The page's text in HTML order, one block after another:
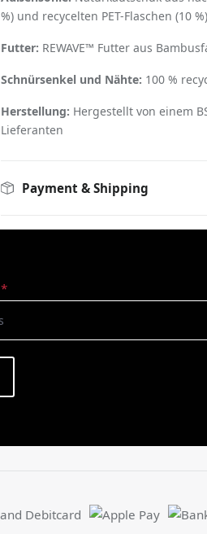
%) und recycelten PET-Flaschen (10 %)
Futter: REWAVE™ Futter aus
Schnürsenkel und Nähte: 100 %
Herstellung: Hergestellt von einem
Lieferanten
Payment & Shipping
*